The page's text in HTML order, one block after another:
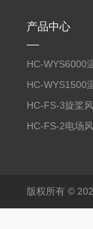
产品中心
HC-WYS6000
分析仪
HC-WYS1500
传感器
HC-FS-3旋桨
传感器
HC-FS-2电场
版权所有 ©